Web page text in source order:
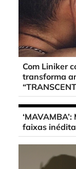
Com Liniker
transforma
faixas